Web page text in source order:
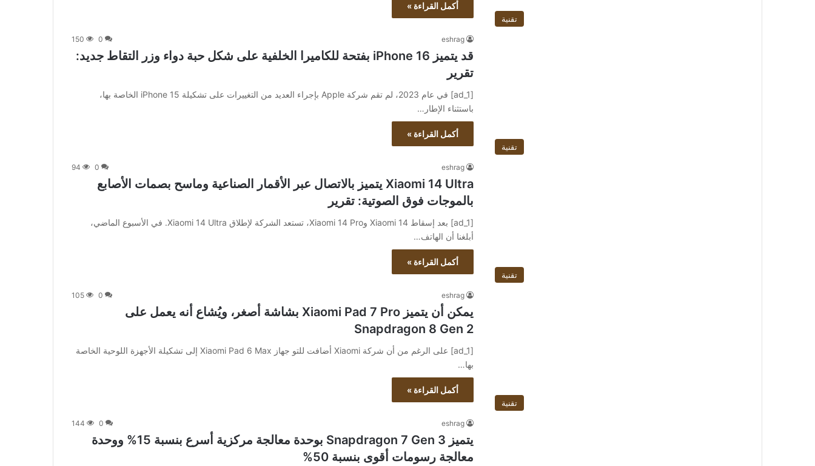
أكمل القراءة »
تقنية
eshrag
0
150
قد يتميز iPhone 16 بفتحة للكاميرا الخلفية على شكل حبة دواء وزر التقاط جديد:
تقرير
[ad_1] في عام 2023، لم تقم شركة Apple بإجراء العديد من التغييرات على تشكيلة iPhone 15 الخاصة بها،
باستثناء الإطار…
أكمل القراءة »
تقنية
eshrag
0
94
Xiaomi 14 Ultra يتميز بالاتصال عبر الأقمار الصناعية وماسح بصمات الأصابع
بالموجات فوق الصوتية: تقرير
[ad_1] بعد إسقاط Xiaomi 14 وXiaomi 14 Pro، تستعد الشركة لإطلاق Xiaomi 14 Ultra. في الأسبوع الماضي،
أبلغنا أن الهاتف…
أكمل القراءة »
تقنية
eshrag
0
105
يمكن أن يتميز Xiaomi Pad 7 Pro بشاشة أصغر، ويُشاع أنه يعمل على
Snapdragon 8 Gen 2
[ad_1] على الرغم من أن شركة Xiaomi أضافت للتو جهاز Xiaomi Pad 6 Max إلى تشكيلة الأجهزة اللوحية الخاصة
بها…
أكمل القراءة »
تقنية
eshrag
0
144
يتميز Snapdragon 7 Gen 3 بوحدة معالجة مركزية أسرع بنسبة 15% ووحدة
معالجة رسومات أقوى بنسبة 50%